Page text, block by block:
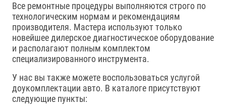
Все ремонтные процедуры выполняются строго по
технологическим нормам и рекомендациям
производителя. Мастера используют только
новейшее дилерское диагностическое оборудование
и располагают полным комплектом
специализированного инструмента.
У нас вы также можете воспользоваться услугой
доукомплектации авто. В каталоге присутствуют
следующие пункты: